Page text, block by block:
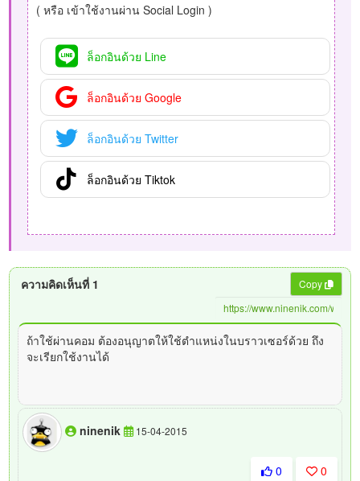
( หรือ เข้าใช้งานผ่าน Social Login )
ล็อกอินด้วย Line
ล็อกอินด้วย Google
ล็อกอินด้วย Twitter
ล็อกอินด้วย Tiktok
ความคิดเห็นที่ 1 Copy
ถ้าใช้ผ่านคอม ต้องอนุญาตให้ใช้ตำแหน่งในบราวเซอร์ด้วย ถึง
จะเรียกใช้งานได้
ninenik 15-04-2015
0 0